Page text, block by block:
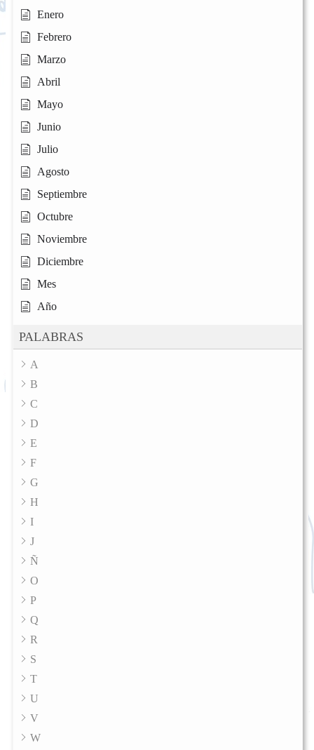
Enero
Febrero
Marzo
Abril
Mayo
Junio
Julio
Agosto
Septiembre
Octubre
Noviembre
Diciembre
Mes
Año
PALABRAS
A
B
C
D
E
F
G
H
I
J
Ñ
O
P
Q
R
S
T
U
V
W